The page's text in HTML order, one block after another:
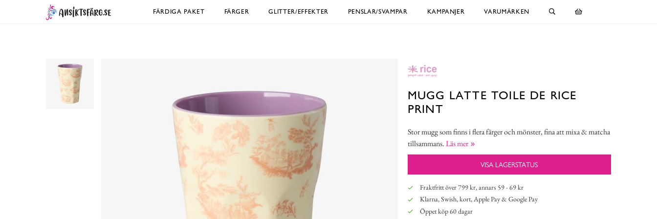
FÄRDIGA PAKET FÄRGER GLITTER/EFFEKTER PENSLAR/SVAMPAR KAMPANJER VARUMÄRKEN
MUGG LATTE TOILE DE RICE
PRINT
Stor mugg som finns i flera färger och mönster, fina att mixa & matcha
tillsammans.Läs mer
VISA LAGERSTATUS
Fraktfritt över 799 kr, annars 59 - 69 kr
Klarna, Swish, kort, Apple Pay & Google Pay
Öppet köp 60 dagar